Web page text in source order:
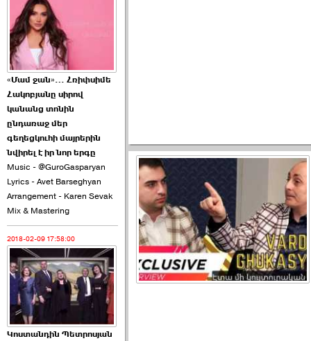
2026-06-10 22:55:00
Ուշքի չենք գալիս այն
խայտառակ ›››
2026-06-09 15:05:00
Ծառուկյանի փեսան
վնասել է ›››
2026-06-09 07:11:00
«Մամ ջան»… Հռիփսիմե
Հակոբյանը սիրով
կանանց տոնին
ընդառաջ մեր
գեղեցկուհի մայրերին
նվիրել է իր նոր երգը
Music - @GuroGasparyan
Lyrics - Avet Barseghyan
Arrangement - Karen Sevak
Mix & Mastering
2018-02-09 17:58:00
Կոստանդին Պետրոսյան